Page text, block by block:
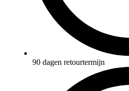
90 dagen retourtermijn